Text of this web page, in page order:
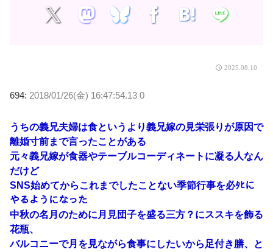
2025.08.10
694: 2018/01/26(金) 16:47:54.13 0
うちの義兄夫婦は食というより義兄嫁の見栄張りが原因で
離婚寸前まで言ったことがある
元々義兄嫁が食器やテーブルコーディネートに凝る人なん
だけど
SNS始めてからこれまでしたことない季節行事を必ﾀﾋに
やるようになった
中秋の名月のために月見団子を盛る三方？にススキを飾る
花瓶、
バルコニーで月を見ながら食事にしたいから足付き膳、と